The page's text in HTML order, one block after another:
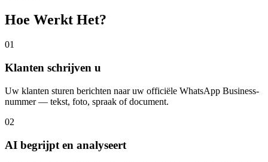
Hoe Werkt Het?
01
Klanten schrijven u
Uw klanten sturen berichten naar uw officiële WhatsApp Business-
nummer — tekst, foto, spraak of document.
02
AI begrijpt en analyseert